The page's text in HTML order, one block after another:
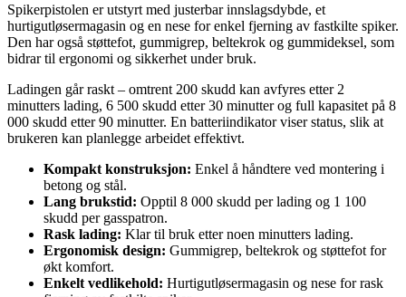
Spikerpistolen er utstyrt med justerbar innslagsdybde, et
hurtigutløsermagasin og en nese for enkel fjerning av fastkilte spiker.
Den har også støttefot, gummigrep, beltekrok og gummideksel, som
bidrar til ergonomi og sikkerhet under bruk.
Ladingen går raskt – omtrent 200 skudd kan avfyres etter 2
minutters lading, 6 500 skudd etter 30 minutter og full kapasitet på 8
000 skudd etter 90 minutter. En batteriindikator viser status, slik at
brukeren kan planlegge arbeidet effektivt.
Kompakt konstruksjon: Enkel å håndtere ved montering i
betong og stål.
Lang brukstid: Opptil 8 000 skudd per lading og 1 100
skudd per gasspatron.
Rask lading: Klar til bruk etter noen minutters lading.
Ergonomisk design: Gummigrep, beltekrok og støttefot for
økt komfort.
Enkelt vedlikehold: Hurtigutløsermagasin og nese for rask